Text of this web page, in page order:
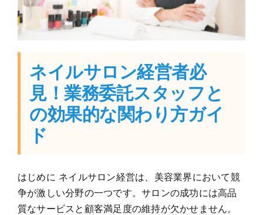
ネイルサロン経営者必
見！業務委託スタッフと
の効果的な関わり方ガイ
ド
はじめに ネイルサロン経営は、美容業界において競
争が激しい分野の一つです。サロンの成功には高品
質なサービスと顧客満足度の維持が欠かせません。